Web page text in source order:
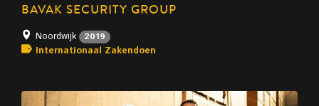
BAVAK SECURITY GROUP
Noordwijk 2019
Internationaal Zakendoen